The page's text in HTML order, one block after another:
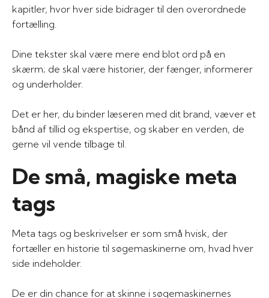
kapitler, hvor hver side bidrager til den overordnede
fortælling.
Dine tekster skal være mere end blot ord på en
skærm; de skal være historier, der fænger, informerer
og underholder.
Det er her, du binder læseren med dit brand, væver et
bånd af tillid og ekspertise, og skaber en verden, de
gerne vil vende tilbage til.
De små, magiske meta
tags
Meta tags og beskrivelser er som små hvisk, der
fortæller en historie til søgemaskinerne om, hvad hver
side indeholder.
De er din chance for at skinne i søgemaskinernes